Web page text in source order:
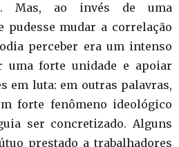
Mas, ao invés de uma
pudesse mudar a correlação
perceber era um intenso
uma forte unidade e apoiar
em luta: em outras palavras,
forte fenômeno ideológico
ser concretizado. Alguns
prestado a trabalhadores